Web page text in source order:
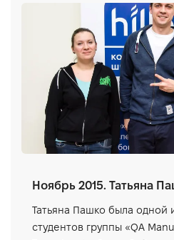
Ноябрь 2015. Татьяна
Татьяна Пашко была одной
студентов группы «QA